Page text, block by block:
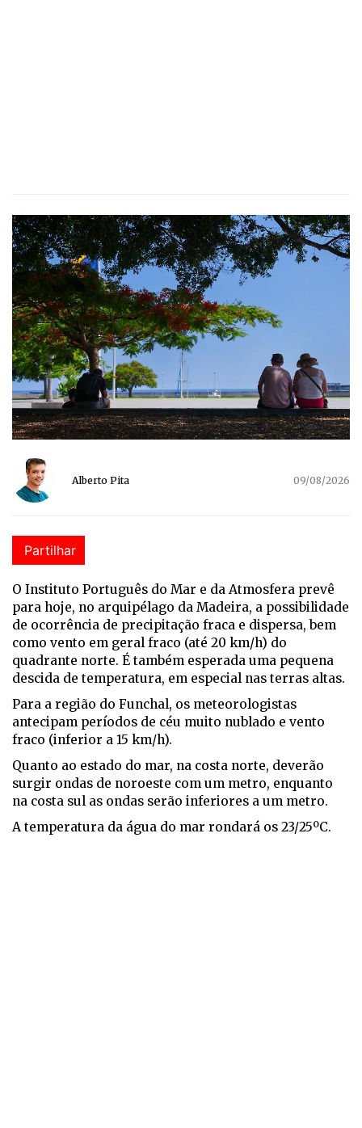
Alberto Pita 09/08/2026
Partilhar
O Instituto Português do Mar e da Atmosfera prevê
para hoje, no arquipélago da Madeira, a possibilidade
de ocorrência de precipitação fraca e dispersa, bem
como vento em geral fraco (até 20 km/h) do
quadrante norte. É também esperada uma pequena
descida de temperatura, em especial nas terras altas.
Para a região do Funchal, os meteorologistas
antecipam períodos de céu muito nublado e vento
fraco (inferior a 15 km/h).
Quanto ao estado do mar, na costa norte, deverão
surgir ondas de noroeste com um metro, enquanto
na costa sul as ondas serão inferiores a um metro.
A temperatura da água do mar rondará os 23/25ºC.